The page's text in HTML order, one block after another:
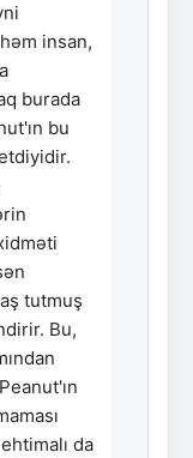
insan,
burada
bu
tutmuş
Bu,
da